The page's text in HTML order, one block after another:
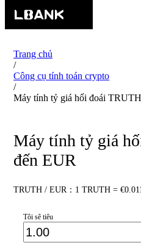
Trang chủ
/
Công cụ tính toán crypto
/
Máy tính tỷ giá hối đoái
Máy tính tỷ giá
đến EUR
TRUTH / EUR：1 TRUTH =
Tôi sẽ tiêu